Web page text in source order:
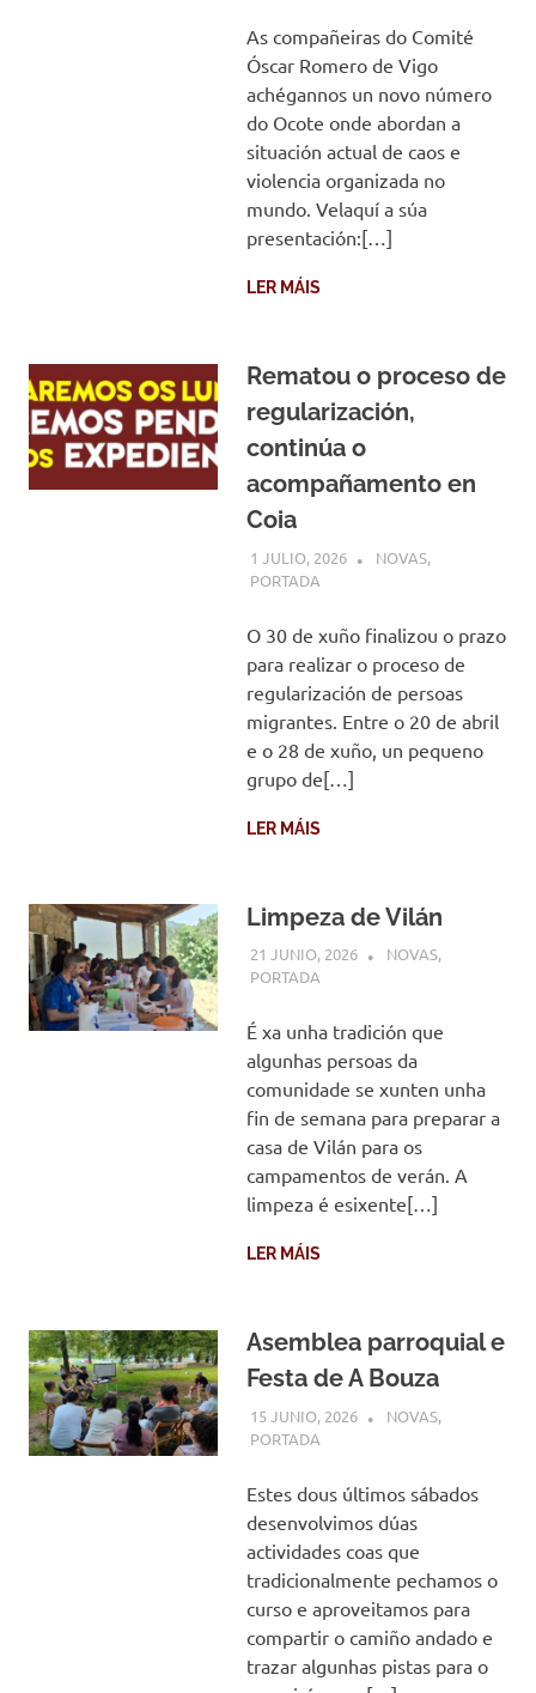
As compañeiras do Comité
Óscar Romero de Vigo
achégannos un novo número
do Ocote onde abordan a
situación actual de caos e
violencia organizada no
mundo. Velaquí a súa
presentación:[…]
LER MÁIS
Rematou o proceso de
regularización,
continúa o
acompañamento en
Coia
1 JULIO, 2026 COMUNIDADE
NOVAS,
PORTADA
O 30 de xuño finalizou o prazo
para realizar o proceso de
regularización de persoas
migrantes. Entre o 20 de abril
e o 28 de xuño, un pequeno
grupo de[…]
LER MÁIS
Limpeza de Vilán
21 JUNIO, 2026 COMUNIDADE
NOVAS,
PORTADA
É xa unha tradición que
algunhas persoas da
comunidade se xunten unha
fin de semana para preparar a
casa de Vilán para os
campamentos de verán. A
limpeza é esixente[…]
LER MÁIS
Asemblea parroquial e
Festa de A Bouza
15 JUNIO, 2026 COMUNIDADE
NOVAS,
PORTADA
Estes dous últimos sábados
desenvolvimos dúas
actividades coas que
tradicionalmente pechamos o
curso e aproveitamos para
compartir o camiño andado e
trazar algunhas pistas para o